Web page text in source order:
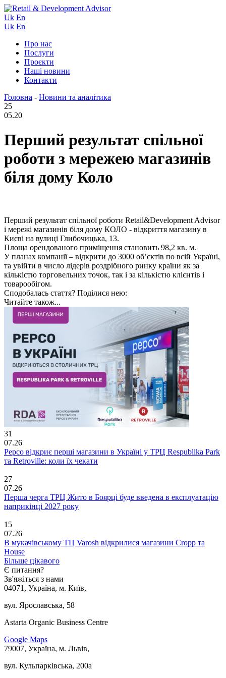
Uk En
Uk En
Про нас
Послуги
Проєкти
Наші новини
Контакти
Головна - Новини та аналітика
25
05.20
Перший результат спільної
роботи з мережею магазинів
біля дому Коло
Перший результат спільної роботи Retail&Development Advisor
і мережі магазинів біля дому КОЛО - відкриття магазину в
Києві на вулиці Глибочицька, 13.
Площа орендованого приміщення становить 98,2 кв. м.
У планах компанії – відкрити до 3000 об’єктів по всій Україні,
та увійти в число лідерів роздрібного ринку країни як за
кількістю торговельних точок, так і за кількістю клієнтів і
товарообігом.
Сподобалась стаття? Поділися нею:
Читайте також...
31
07.26
Pepco відкриє перші магазини в Україні у ТРЦ Respublika Park
та Retroville: коли їх чекати
27
07.26
Перша черга ТРЦ Жито в Боярці буде введена в експлуатацію
наприкінці 2027 року
15
07.26
В мукачівському ТЦ Varosh відкрилися магазини Cropp та
House
Більше цікавого
Є питання?
Зв'яжіться з нами
04071, Україна, м. Київ,
вул. Ярославська, 58
Astarta Organic Business Centre
Google Maps
79007, Україна, м. Львів,
вул. Кульпарківська, 200а